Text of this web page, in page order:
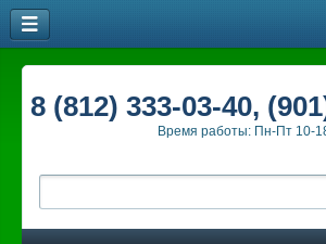
8 (812) 333-03-40,
Время работы: Пн-Пт 10-